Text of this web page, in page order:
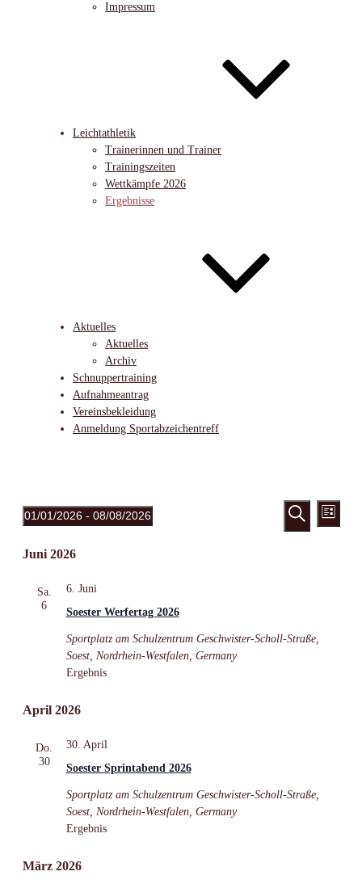
Impressum
Leichtathletik
Trainerinnen und Trainer
Trainingszeiten
Wettkämpfe 2026
Ergebnisse
Aktuelles
Aktuelles
Archiv
Schnuppertraining
Aufnahmeantrag
Vereinsbekleidung
Anmeldung Sportabzeichentreff
Veranstaltungen
Suche
Suche
Liste
01/01/2026 - 08/08/2026
wählen.
Juni 2026
Sa.
6
Soester Werfertag 2026
6. Juni
Sportplatz am Schulzentrum Geschwister-Scholl-Straße,
Soest, Nordrhein-Westfalen, Germany
Ergebnis
April 2026
Do.
30
Soester Sprintabend 2026
30. April
Sportplatz am Schulzentrum Geschwister-Scholl-Straße,
Soest, Nordrhein-Westfalen, Germany
Ergebnis
März 2026